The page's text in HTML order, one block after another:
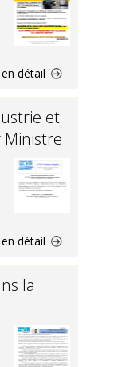
détail
et
Ministre
détail
la